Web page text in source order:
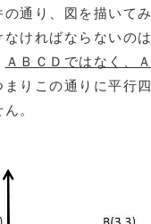
通り、図を描いてみ
なければならないの
ＡＢＣＤではなく、
まりこの通りに平行
。